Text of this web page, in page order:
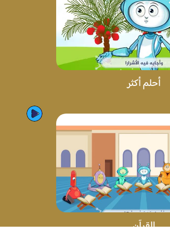
أحلم أكثر
القرآن